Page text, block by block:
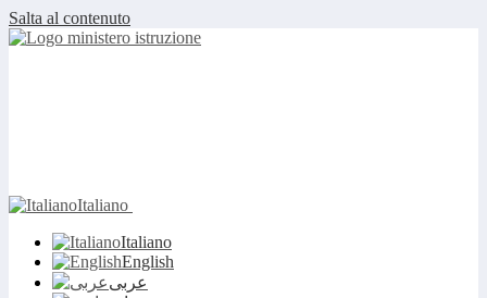
Salta al contenuto
Italiano
Italiano
English
عربى